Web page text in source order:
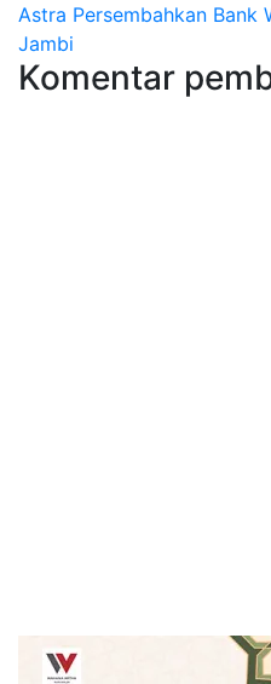
pos
Astra Persembahkan Bank
Jambi
Komentar